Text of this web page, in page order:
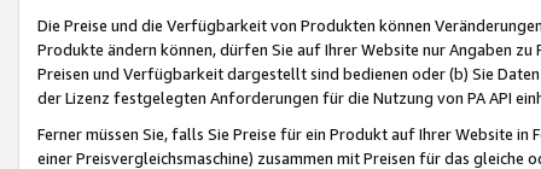
Die Preise und die Verfügbarkeit von Produkten können
Produkte ändern können, dürfen Sie auf Ihrer Website nur Angaben
Preisen und Verfügbarkeit dargestellt sind bedienen oder (b) Sie
der Lizenz festgelegten Anforderungen für die Nutzung von PA API
Ferner müssen Sie, falls Sie Preise für ein Produkt auf Ihrer Website
einer Preisvergleichsmaschine) zusammen mit Preisen für das